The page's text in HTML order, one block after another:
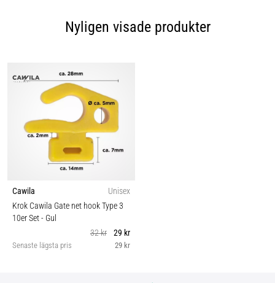
Nyligen visade produkter
Cawila
Unisex
Krok Cawila Gate net hook Type 3
10er Set- Gul
32 kr
29 kr
Senaste lägsta pris 29 kr